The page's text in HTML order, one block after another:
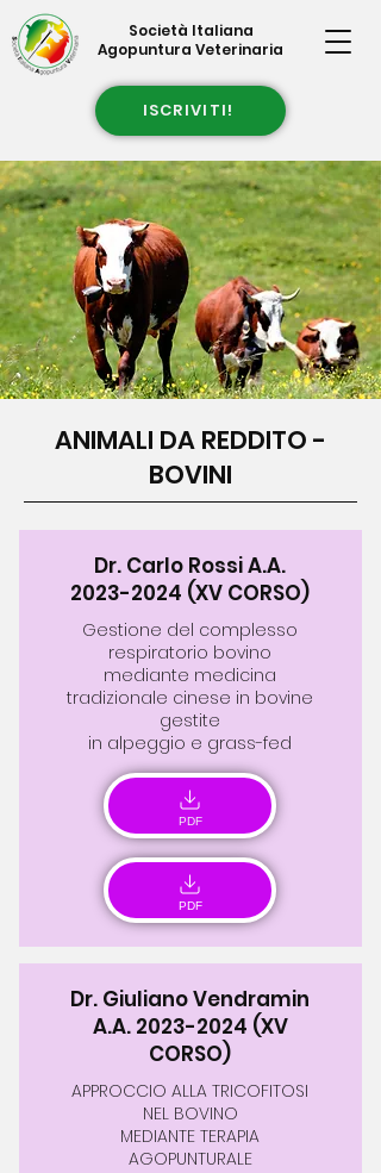
Società Italiana
Agopuntura Veterinaria
ISCRIVITI!
ANIMALI DA REDDITO -
BOVINI
Dr. Carlo Rossi A.A.
2023-2024 (XV CORSO)
Gestione del complesso
respiratorio bovino
mediante medicina
tradizionale cinese in bovine
gestite
in alpeggio e grass-fed
PDF
PDF
Dr. Giuliano Vendramin
A.A. 2023-2024 (XV
CORSO)
APPROCCIO ALLA TRICOFITOSI
NEL BOVINO
MEDIANTE TERAPIA
AGOPUNTURALE